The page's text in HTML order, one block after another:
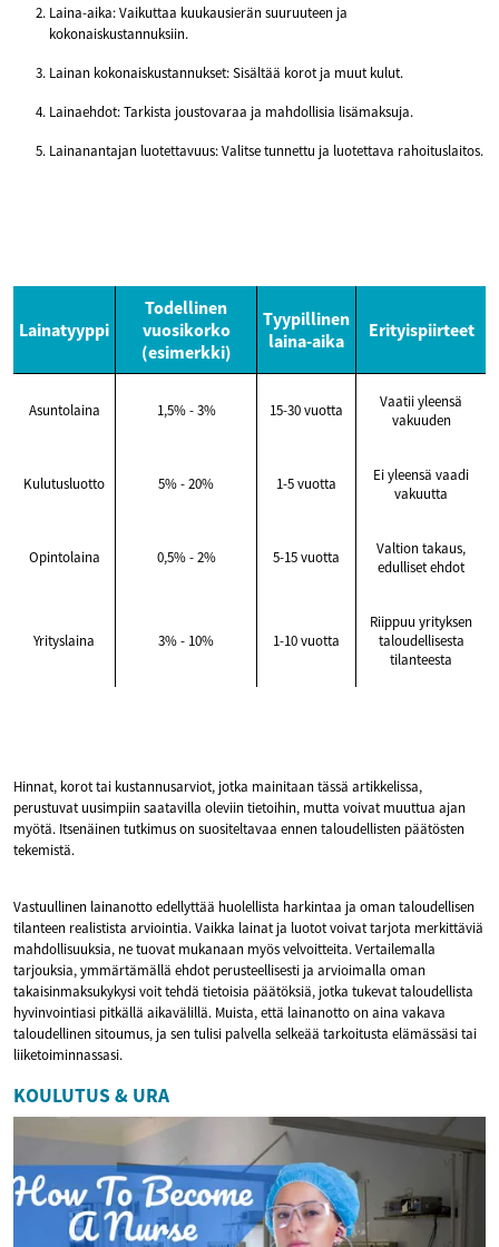
Laina-aika: Vaikuttaa kuukausierän suuruuteen ja
kokonaiskustannuksiin.
Lainan kokonaiskustannukset: Sisältää korot ja muut kulut.
Lainaehdot: Tarkista joustovaraa ja mahdollisia lisämaksuja.
Lainanantajan luotettavuus: Valitse tunnettu ja luotettava rahoituslaitos.
Lainatyyppi
Todellinen
vuosikorko
(esimerkki)
Tyypillinen
laina-aika
Erityispiirteet
Asuntolaina 1,5% - 3% 15-30 vuotta
Vaatii yleensä
vakuuden
Kulutusluotto 5% - 20% 1-5 vuotta
Ei yleensä vaadi
vakuutta
Opintolaina 0,5% - 2% 5-15 vuotta
Valtion takaus,
edulliset ehdot
Yrityslaina 3% - 10% 1-10 vuotta
Riippuu yrityksen
taloudellisesta
tilanteesta
Hinnat, korot tai kustannusarviot, jotka mainitaan tässä artikkelissa,
perustuvat uusimpiin saatavilla oleviin tietoihin, mutta voivat muuttua ajan
myötä. Itsenäinen tutkimus on suositeltavaa ennen taloudellisten päätösten
tekemistä.
Vastuullinen lainanotto edellyttää huolellista harkintaa ja oman taloudellisen
tilanteen realistista arviointia. Vaikka lainat ja luotot voivat tarjota merkittäviä
mahdollisuuksia, ne tuovat mukanaan myös velvoitteita. Vertailemalla
tarjouksia, ymmärtämällä ehdot perusteellisesti ja arvioimalla oman
takaisinmaksukykysi voit tehdä tietoisia päätöksiä, jotka tukevat taloudellista
hyvinvointiasi pitkällä aikavälillä. Muista, että lainanotto on aina vakava
taloudellinen sitoumus, ja sen tulisi palvella selkeää tarkoitusta elämässäsi tai
liiketoiminnassasi.
KOULUTUS & URA